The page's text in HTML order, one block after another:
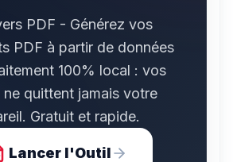
PDF - Générez vos
PDF à partir de données
100% local : vos
quittent jamais votre
Gratuit et rapide.
Lancer l'Outil